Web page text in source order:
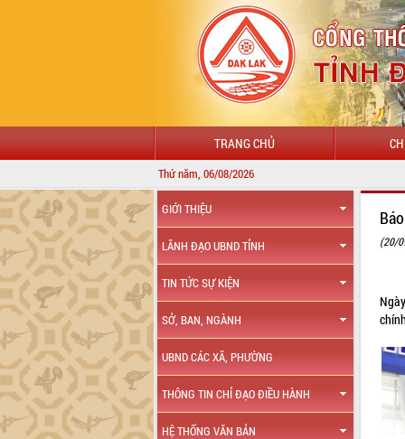
TRANG CHỦ
Thứ năm, 06/08/2026
GIỚI THIỆU
LÃNH ĐẠO UBND TỈNH
TIN TỨC SỰ KIỆN
SỞ, BAN, NGÀNH
UBND CÁC XÃ, PHƯỜNG
THÔNG TIN CHỈ ĐẠO ĐIỀU HÀNH
HỆ THỐNG VĂN BẢN
(20/